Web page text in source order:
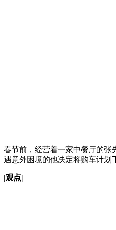
春节前，经营着一家中餐厅的张
遇意外困境的他决定将购车计划
|观点|